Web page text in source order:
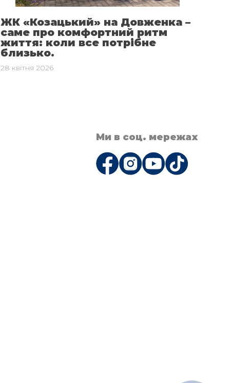
ЖК «Козацький» на Довженка –
саме про комфортний ритм
життя: коли все потрібне
близько.
28 квітня 2026
Ми в соц. мережах